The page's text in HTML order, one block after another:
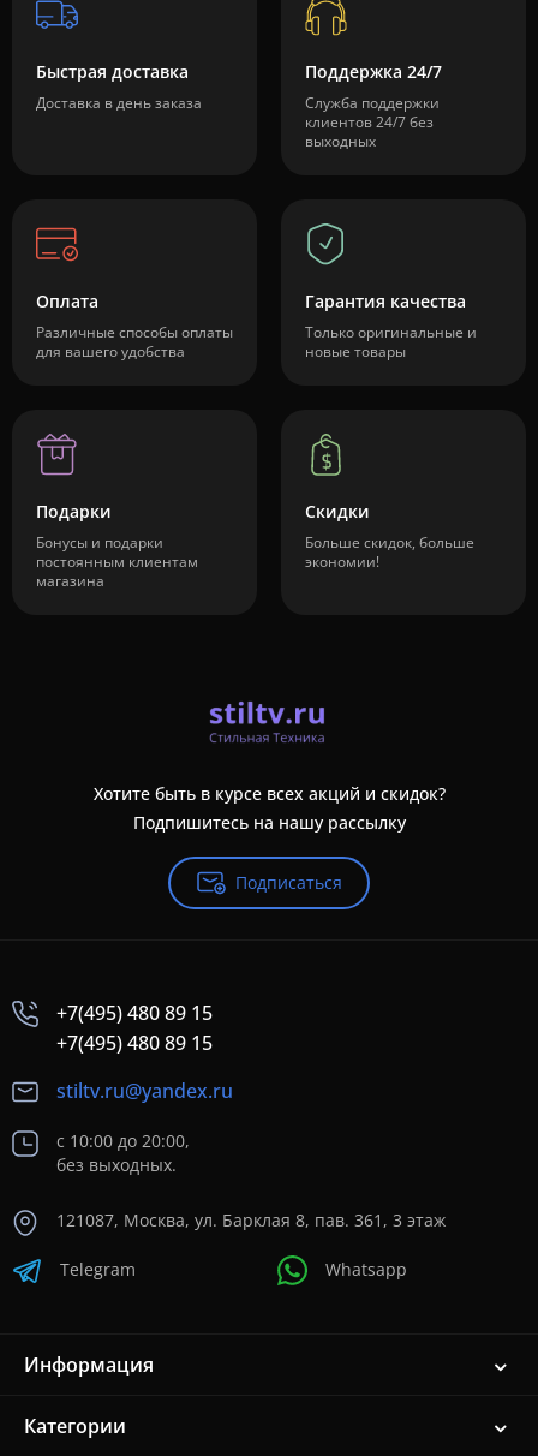
Быстрая доставка
Доставка в день заказа
Поддержка 24/7
Служба поддержки
клиентов 24/7 без
выходных
Оплата
Различные способы оплаты
для вашего удобства
Гарантия качества
Только оригинальные и
новые товары
Подарки
Бонусы и подарки
постоянным клиентам
магазина
Скидки
Больше скидок, больше
экономии!
Хотите быть в курсе всех акций и скидок?
Подпишитесь на нашу рассылку
Подписаться
+7(495) 480 89 15
+7(495) 480 89 15
stiltv.ru@yandex.ru
с 10:00 до 20:00,
без выходных.
121087, Москва, ул. Барклая 8, пав. 361, 3 этаж
Telegram Whatsapp
Информация
Категории